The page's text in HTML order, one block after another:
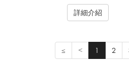
詳細介紹
≤ < 1 2